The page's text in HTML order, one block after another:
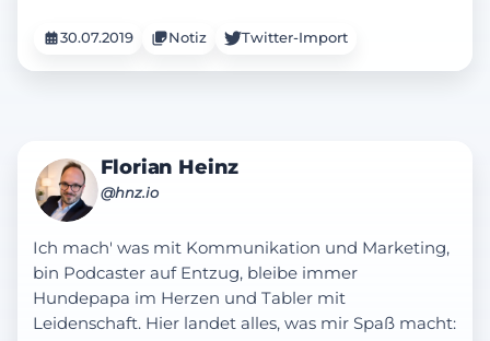
30.07.2019 Notiz Twitter-Import
Florian Heinz
@hnz.io
Ich mach' was mit Kommunikation und Marketing,
bin Podcaster auf Entzug, bleibe immer
Hundepapa im Herzen und Tabler mit
Leidenschaft. Hier landet alles, was mir Spaß macht: